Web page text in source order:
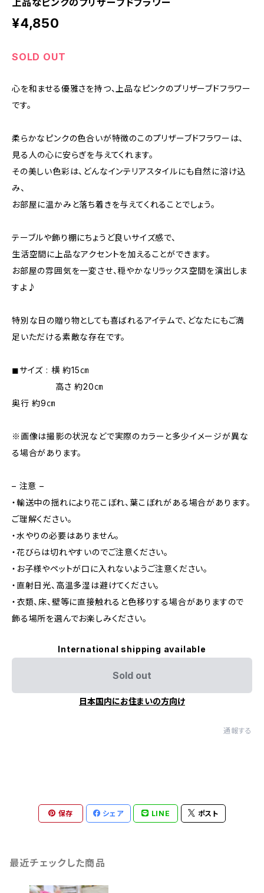
上品なピンクのプリザーブドフラワー
¥4,850
SOLD OUT
心を和ませる優雅さを持つ、上品なピンクのプリザーブドフラワー
です。
柔らかなピンクの色合いが特徴のこのプリザーブドフラワーは、
見る人の心に安らぎを与えてくれます。
その美しい色彩は、どんなインテリアスタイルにも自然に溶け込
み、
お部屋に温かみと落ち着きを与えてくれることでしょう。
テーブルや飾り棚にちょうど良いサイズ感で、
生活空間に上品なアクセントを加えることができます。
お部屋の雰囲気を一変させ、穏やかなリラックス空間を演出しま
すよ♪
特別な日の贈り物としても喜ばれるアイテムで、どなたにもご満
足いただける素敵な存在です。
◼︎サイズ : 横 約15㎝
高さ 約20㎝
奥行 約9㎝
※画像は撮影の状況などで実際のカラーと多少イメージが異な
る場合があります。
– 注意 –
・輸送中の揺れにより花こぼれ、葉こぼれがある場合があります。
ご理解ください。
・水やりの必要はありません。
・花びらは切れやすいのでご注意ください。
・お子様やペットが口に入れないようご注意ください。
・直射日光、高温多湿は避けてください。
・衣類、床、壁等に直接触れると色移りする場合がありますので
飾る場所を選んでお楽しみください。
International shipping available
Sold out
日本国内にお住まいの方向け
通報する
保存 シェア LINE ポスト
最近チェックした商品